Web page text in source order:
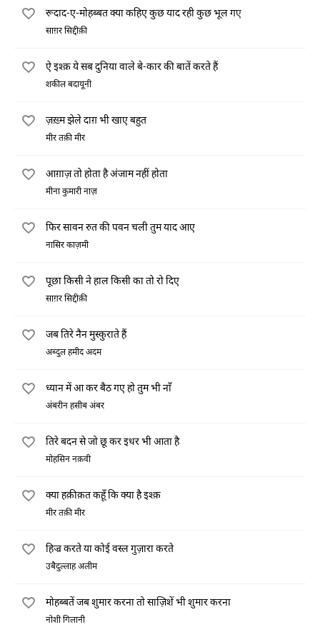
रूदाद-ए-मोहब्बत क्या कहिए कुछ याद रही कुछ भूल गए
साग़र सिद्दीक़ी
ऐ इश्क़ ये सब दुनिया वाले बे-कार की बातें करते हैं
शकील बदायूनी
ज़ख़्म झेले दाग़ भी खाए बहुत
मीर तक़ी मीर
आग़ाज़ तो होता है अंजाम नहीं होता
मीना कुमारी नाज़
फिर सावन रुत की पवन चली तुम याद आए
नासिर काज़मी
पूछा किसी ने हाल किसी का तो रो दिए
साग़र सिद्दीक़ी
जब तिरे नैन मुस्कुराते हैं
अब्दुल हमीद अदम
ध्यान में आ कर बैठ गए हो तुम भी नाँ
अंबरीन हसीब अंबर
तिरे बदन से जो छू कर इधर भी आता है
मोहसिन नक़वी
क्या हक़ीक़त कहूँ कि क्या है इश्क़
मीर तक़ी मीर
हिज्र करते या कोई वस्ल गुज़ारा करते
उबैदुल्लाह अलीम
मोहब्बतें जब शुमार करना तो साज़िशें भी शुमार करना
नोशी गिलानी